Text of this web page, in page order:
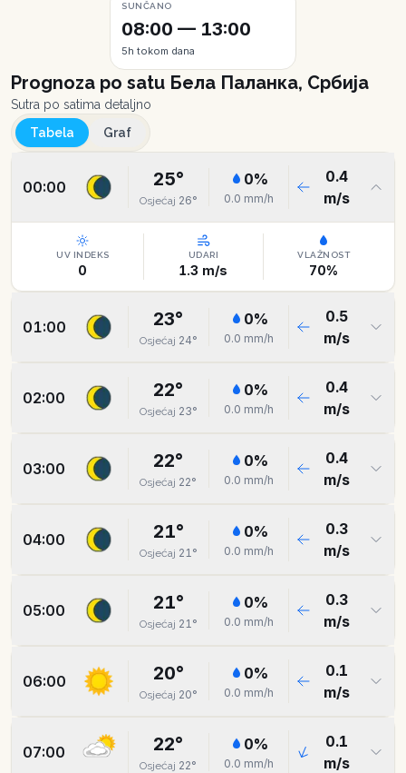
SUNČANO
08:00 — 13:00
5h tokom dana
Prognoza po satu Бела Паланка, Србија
Sutra po satima detaljno
Tabela
Graf
00:00 25°
Osjećaj 26°
0%
0.0 mm/h
0.4
m/s
UV INDEKS
0
UDARI
1.3 m/s
VLAŽNOST
70%
01:00 23°
Osjećaj 24°
0%
0.0 mm/h
0.5
m/s
02:00 22°
Osjećaj 23°
0%
0.0 mm/h
0.4
m/s
03:00 22°
Osjećaj 22°
0%
0.0 mm/h
0.4
m/s
04:00 21°
Osjećaj 21°
0%
0.0 mm/h
0.3
m/s
05:00 21°
Osjećaj 21°
0%
0.0 mm/h
0.3
m/s
06:00 20°
Osjećaj 20°
0%
0.0 mm/h
0.1
m/s
07:00 22°
Osjećaj 22°
0%
0.0 mm/h
0.1
m/s